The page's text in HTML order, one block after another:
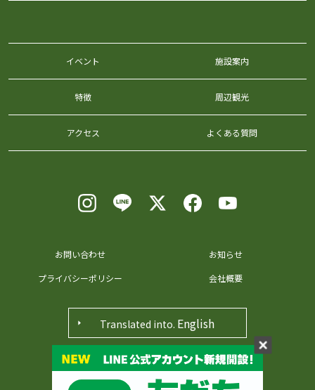
イベント 施設案内
特徴 周辺観光
アクセス よくある質問
お問い合わせ
お知らせ
プライバシーポリシー
会社概要
Translated into. English